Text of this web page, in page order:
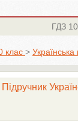
ГДЗ
клас >
Підручник